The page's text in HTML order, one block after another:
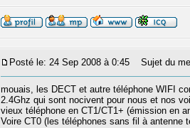
Posté le: 24 Sep 2008 à 0:45 Sujet du
mouais, les DECT et autre téléphone WIFI
2.4Ghz qui sont nocivent pour nous et nos
vieux téléphone en CT1/CT1+ (émission en
Voire CT0 (les téléphones sans fil à